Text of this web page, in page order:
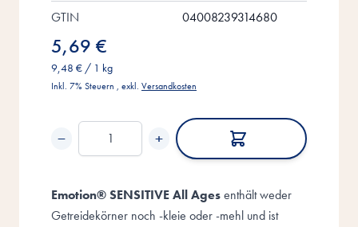
GTIN
04008239314680
5,69 €
9,48 € / 1 kg
Inkl. 7% Steuern , exkl. Versandkosten
− +
Emotion® SENSITIVEAll Agesenthält weder
Getreidekörner noch -kleie oder -mehl und ist